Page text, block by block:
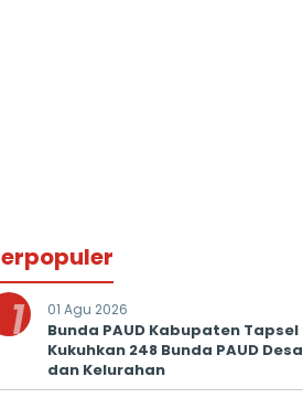
1 01 Agu 2026
Bunda PAUD Kabupaten Tapsel
Kukuhkan 248 Bunda PAUD Desa
dan Kelurahan